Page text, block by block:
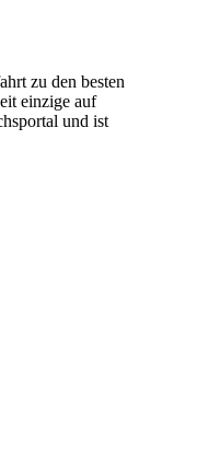
zu den besten
einzige auf
und ist